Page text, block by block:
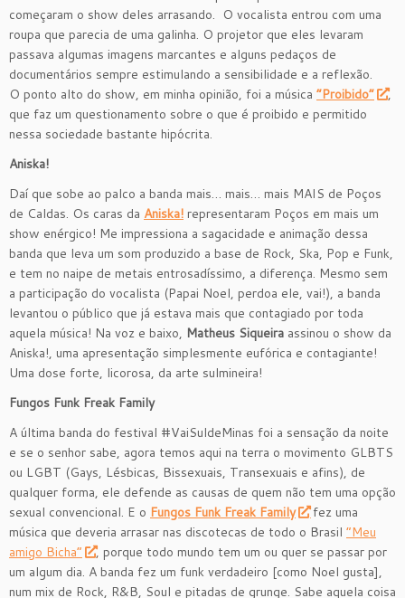
começaram o show deles arrasando. O vocalista entrou com uma
roupa que parecia de uma galinha. O projetor que eles levaram
passava algumas imagens marcantes e alguns pedaços de
documentários sempre estimulando a sensibilidade e a reflexão.
O ponto alto do show, em minha opinião, foi a música “Proibido”
,
que faz um questionamento sobre o que é proibido e permitido
nessa sociedade bastante hipócrita.
Aniska!
Daí que sobe ao palco a banda mais… mais… mais MAIS de Poços
de Caldas. Os caras da Aniska! representaram Poços em mais um
show enérgico! Me impressiona a sagacidade e animação dessa
banda que leva um som produzido a base de Rock, Ska, Pop e Funk,
e tem no naipe de metais entrosadíssimo, a diferença. Mesmo sem
a participação do vocalista (Papai Noel, perdoa ele, vai!), a banda
levantou o público que já estava mais que contagiado por toda
aquela música! Na voz e baixo, Matheus Siqueira assinou o show da
Aniska!, uma apresentação simplesmente eufórica e contagiante!
Uma dose forte, licorosa, da arte sulmineira!
Fungos Funk Freak Family
A última banda do festival #VaiSuldeMinas foi a sensação da noite
e se o senhor sabe, agora temos aqui na terra o movimento GLBTS
ou LGBT (Gays, Lésbicas, Bissexuais, Transexuais e afins), de
qualquer forma, ele defende as causas de quem não tem uma opção
sexual convencional. E o Fungos Funk Freak Family
fez uma
música que deveria arrasar nas discotecas de todo o Brasil “Meu
amigo Bicha”
, porque todo mundo tem um ou quer se passar por
um algum dia. A banda fez um funk verdadeiro [como Noel gusta],
num mix de Rock, R&B, Soul e pitadas de grunge. Sabe aquela coisa